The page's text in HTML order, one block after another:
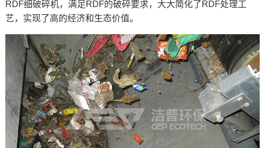
RDF细破碎机，满足RDF的破碎要求，大大简化了RDF处理工
艺，实现了高的经济和生态价值。